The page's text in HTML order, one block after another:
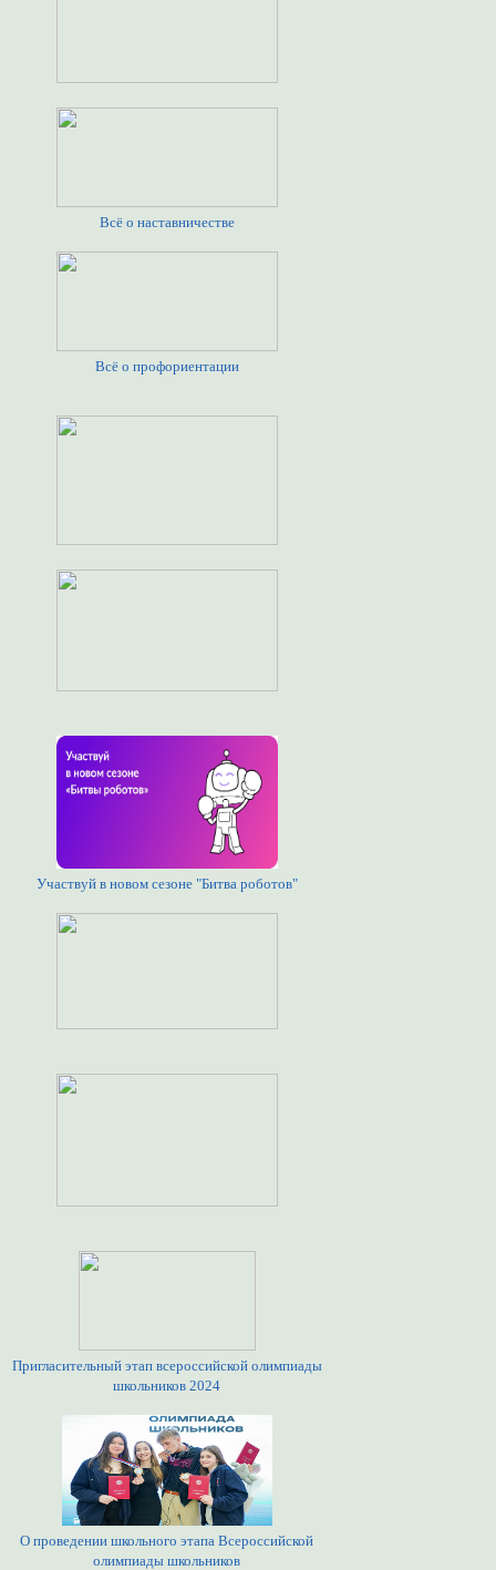
Всё о наставничестве
Всё о профориентации
Участвуй в новом сезоне "Битва роботов"
Пригласительный этап всероссийской олимпиады
школьников 2024
О проведении школьного этапа Всероссийской
олимпиады школьников